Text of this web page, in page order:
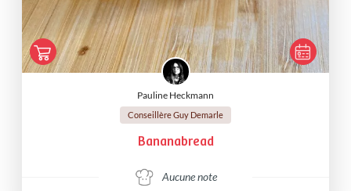
Pauline Heckmann
Conseillère Guy Demarle
Bananabread
Aucune note